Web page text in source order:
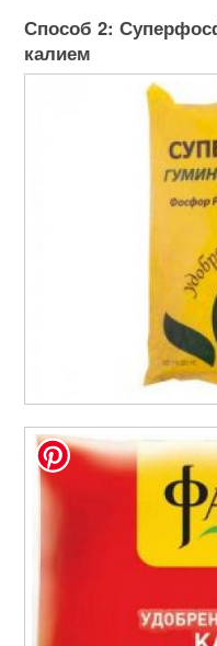
Способ 2:
калием